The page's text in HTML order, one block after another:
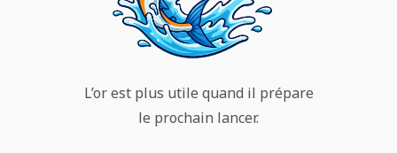
L’or est plus utile quand il prépare
le prochain lancer.